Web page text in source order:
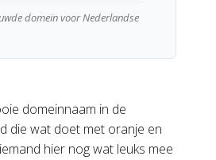
domein voor Nederlandse
domeinnaam in de
die wat doet met oranje en
hier nog wat leuks mee